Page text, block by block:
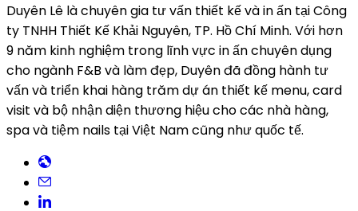
Duyên Lê là chuyên gia tư vấn thiết kế và in ấn tại Công
ty TNHH Thiết Kế Khải Nguyên, TP. Hồ Chí Minh. Với hơn
9 năm kinh nghiệm trong lĩnh vực in ấn chuyên dụng
cho ngành F&B và làm đẹp, Duyên đã đồng hành tư
vấn và triển khai hàng trăm dự án thiết kế menu, card
visit và bộ nhận diện thương hiệu cho các nhà hàng,
spa và tiệm nails tại Việt Nam cũng như quốc tế.